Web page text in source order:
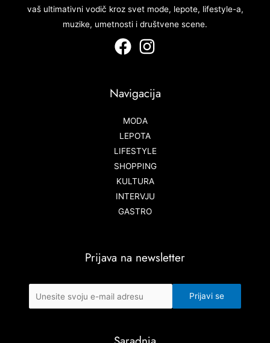
vaš ultimativni vodič kroz svet mode, lepote, lifestyle-a,
muzike, umetnosti i društvene scene.
Navigacija
MODA
LEPOTA
LIFESTYLE
SHOPPING
KULTURA
INTERVJU
GASTRO
Prijava na newsletter